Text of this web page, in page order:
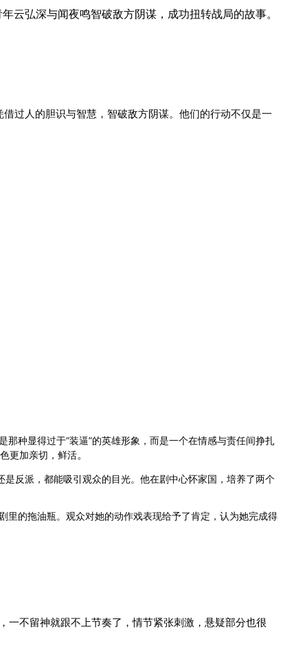
云弘深与闻夜鸣智破敌方阴谋，成功扭转战局的故事。
过人的胆识与智慧，智破敌方阴谋。他们的行动不仅是一
种显得过于“装逼”的英雄形象，而是一个在情感与责任间挣扎
更加亲切，鲜活。
反派，都能吸引观众的目光。他在剧中心怀家国，培养了两个
里的拖油瓶。 观众对她的动作戏表现给予了肯定，认为她完成得
一不留神就跟不上节奏了，情节紧张刺激，悬疑部分也很